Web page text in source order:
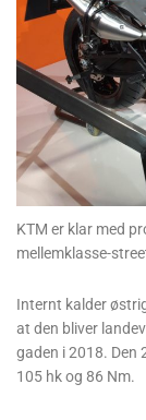
KTM er klar med
mellemklasse-
Internt kalder
at den bliver
gaden i 2018. Den
105 hk og 86 Nm.